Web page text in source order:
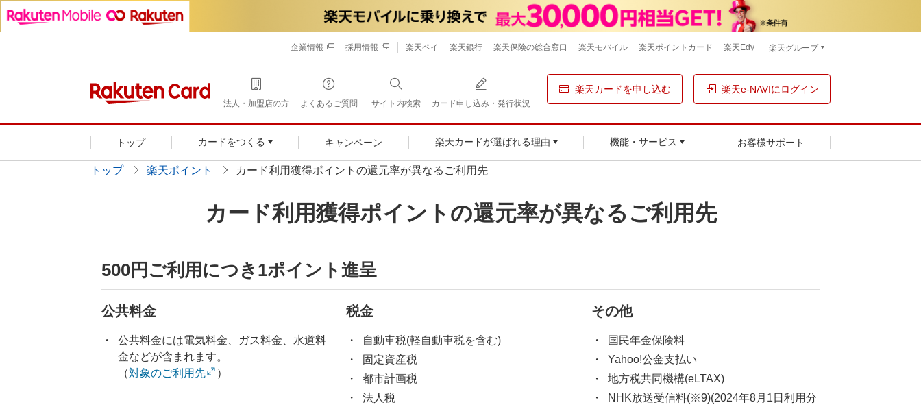
企業情報 採用情報 楽天ペイ 楽天銀行 楽天保険の総合窓口 楽天モバイル 楽天ポイントカード 楽天Edy 楽天グループ
法人・加盟店の方 よくあるご質問 サイト内検索 カード申し込み・発行状況
楽天カードを申し込む 楽天e-NAVIにログイン
トップ カードをつくる キャンペーン 楽天カードが選ばれる理由 機能・サービス お客様サポート
トップ 楽天ポイント カード利用獲得ポイントの還元率が異なるご利用先
カード利用獲得ポイントの還元率が異なるご利用先
500円ご利用につき1ポイント進呈
公共料金
公共料金には電気料金、ガス料金、水道料
金などが含まれます。
（対象のご利用先 ）
税金
自動車税(軽自動車税を含む)
固定資産税
都市計画税
法人税
その他
国民年金保険料
Yahoo!公金支払い
地方税共同機構(eLTAX)
NHK放送受信料(※9)(2024年8月1日利用分